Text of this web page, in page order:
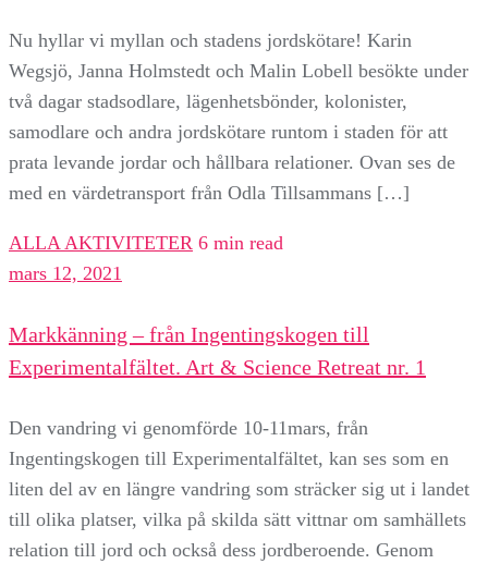
Nu hyllar vi myllan och stadens jordskötare! Karin
Wegsjö, Janna Holmstedt och Malin Lobell besökte under
två dagar stadsodlare, lägenhetsbönder, kolonister,
samodlare och andra jordskötare runtom i staden för att
prata levande jordar och hållbara relationer. Ovan ses de
med en värdetransport från Odla Tillsammans […]
ALLA AKTIVITETER 6 min read
mars 12, 2021
Markkänning – från Ingentingskogen till
Experimentalfältet. Art & Science Retreat nr. 1
Den vandring vi genomförde 10-11mars, från
Ingentingskogen till Experimentalfältet, kan ses som en
liten del av en längre vandring som sträcker sig ut i landet
till olika platser, vilka på skilda sätt vittnar om samhällets
relation till jord och också dess jordberoende. Genom